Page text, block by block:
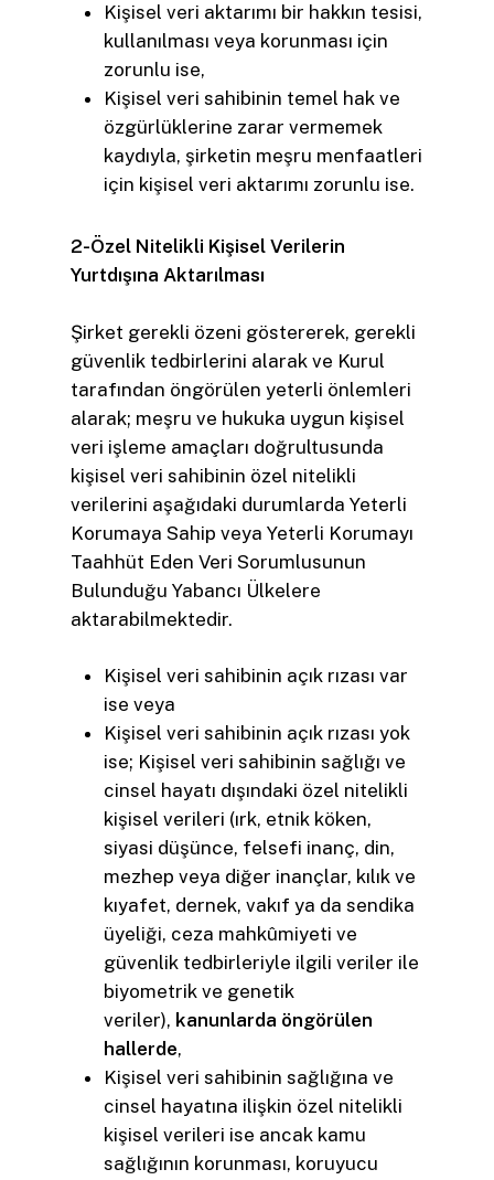
Kişisel veri aktarımı bir hakkın tesisi,
kullanılması veya korunması için
zorunlu ise,
Kişisel veri sahibinin temel hak ve
özgürlüklerine zarar vermemek
kaydıyla, şirketin meşru menfaatleri
için kişisel veri aktarımı zorunlu ise.
2-Özel Nitelikli Kişisel Verilerin
Yurtdışına Aktarılması
Şirket gerekli özeni göstererek, gerekli
güvenlik tedbirlerini alarak ve Kurul
tarafından öngörülen yeterli önlemleri
alarak; meşru ve hukuka uygun kişisel
veri işleme amaçları doğrultusunda
kişisel veri sahibinin özel nitelikli
verilerini aşağıdaki durumlarda Yeterli
Korumaya Sahip veya Yeterli Korumayı
Taahhüt Eden Veri Sorumlusunun
Bulunduğu Yabancı Ülkelere
aktarabilmektedir.
Kişisel veri sahibinin açık rızası var
ise veya
Kişisel veri sahibinin açık rızası yok
ise; Kişisel veri sahibinin sağlığı ve
cinsel hayatı dışındaki özel nitelikli
kişisel verileri (ırk, etnik köken,
siyasi düşünce, felsefi inanç, din,
mezhep veya diğer inançlar, kılık ve
kıyafet, dernek, vakıf ya da sendika
üyeliği, ceza mahkûmiyeti ve
güvenlik tedbirleriyle ilgili veriler ile
biyometrik ve genetik
veriler), kanunlarda öngörülen
hallerde,
Kişisel veri sahibinin sağlığına ve
cinsel hayatına ilişkin özel nitelikli
kişisel verileri ise ancak kamu
sağlığının korunması, koruyucu